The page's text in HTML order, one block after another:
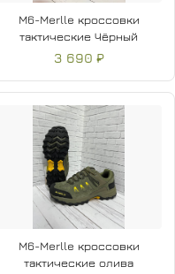
M6-Merlle кроссовки
тактические Чёрный
3 690 ₽
M6-Merlle кроссовки
тактические олива